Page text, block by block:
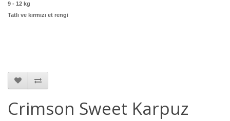
9 - 12 kg
Tatlı ve kırmızı et rengi
Crimson Sweet Karpuz